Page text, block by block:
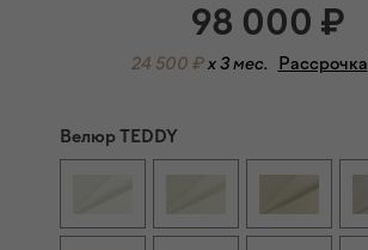
98 000 ₽
24 500 ₽ x 3 мес. Рассрочка
Велюр TEDDY